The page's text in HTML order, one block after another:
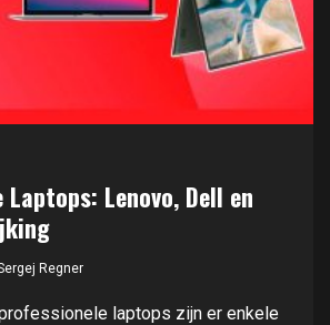
Lenovo, Dell en
Regner
laptops zijn er enkele